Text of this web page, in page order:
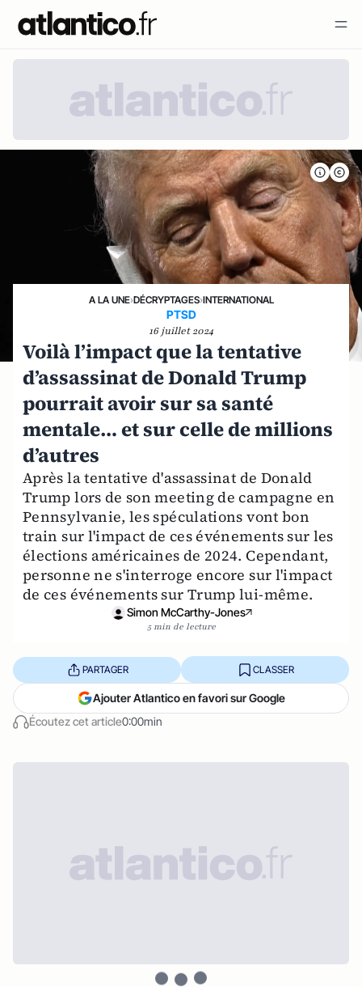
A LA UNE›DÉCRYPTAGES›INTERNATIONAL
PTSD
16 juillet 2024
Voilà l’impact que la tentative
d’assassinat de Donald Trump
pourrait avoir sur sa santé
mentale… et sur celle de millions
d’autres
Après la tentative d'assassinat de Donald
Trump lors de son meeting de campagne en
Pennsylvanie, les spéculations vont bon
train sur l'impact de ces événements sur les
élections américaines de 2024. Cependant,
personne ne s'interroge encore sur l'impact
de ces événements sur Trump lui-même.
Simon McCarthy-Jones
5 min de lecture
Écoutez cet article0:00min
PARTAGER CLASSER
Ajouter Atlantico en favori sur Google